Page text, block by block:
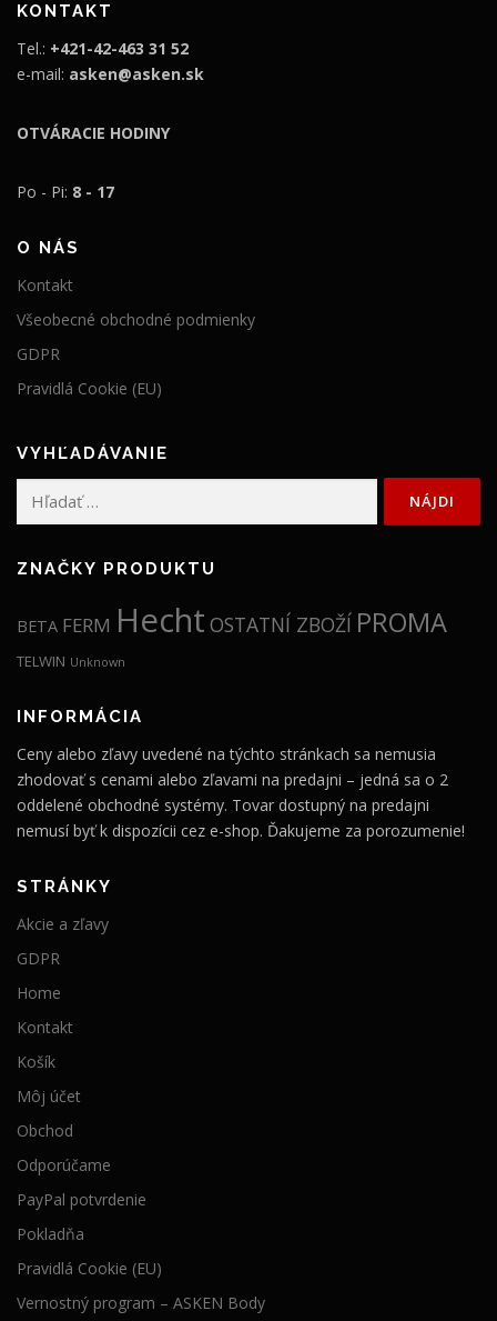
KONTAKT
Tel.: +421-42-463 31 52
e-mail: asken@asken.sk
OTVÁRACIE HODINY
Po - Pi: 8 - 17
O NÁS
Kontakt
Všeobecné obchodné podmienky
GDPR
Pravidlá Cookie (EU)
VYHĽADÁVANIE
Hľadať:
ZNAČKY PRODUKTU
BETA FERM Hecht OSTATNÍ ZBOŽÍ PROMA
TELWIN Unknown
INFORMÁCIA
Ceny alebo zľavy uvedené na týchto stránkach sa nemusia
zhodovať s cenami alebo zľavami na predajni – jedná sa o 2
oddelené obchodné systémy. Tovar dostupný na predajni
nemusí byť k dispozícii cez e-shop. Ďakujeme za porozumenie!
STRÁNKY
Akcie a zľavy
GDPR
Home
Kontakt
Košík
Môj účet
Obchod
Odporúčame
PayPal potvrdenie
Pokladňa
Pravidlá Cookie (EU)
Vernostný program – ASKEN Body